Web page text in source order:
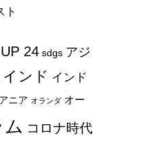
ト
24 sdgs アジ
インド インド
ニア オランダ オー
ム コロナ時代